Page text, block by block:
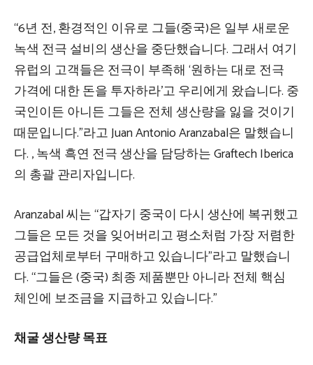
“6년 전, 환경적인 이유로 그들(중국)은 일부 새로운
녹색 전극 설비의 생산을 중단했습니다. 그래서 여기
유럽의 고객들은 전극이 부족해 ‘원하는 대로 전극
가격에 대한 돈을 투자하라’고 우리에게 왔습니다. 중
국인이든 아니든 그들은 전체 생산량을 잃을 것이기
때문입니다.”라고 Juan Antonio Aranzabal은 말했습니
다. , 녹색 흑연 전극 생산을 담당하는 Graftech Iberica
의 총괄 관리자입니다.
Aranzabal 씨는 “갑자기 중국이 다시 생산에 복귀했고
그들은 모든 것을 잊어버리고 평소처럼 가장 저렴한
공급업체로부터 구매하고 있습니다”라고 말했습니
다. “그들은 (중국) 최종 제품뿐만 아니라 전체 핵심
체인에 보조금을 지급하고 있습니다.”
채굴 생산량 목표